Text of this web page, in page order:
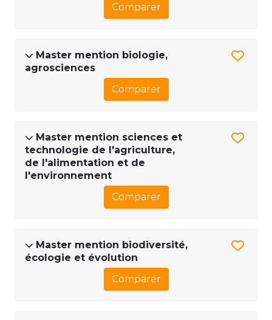
Comparer
Master mention biologie,
agrosciences
Comparer
Master mention sciences et
technologie de l'agriculture,
de l'alimentation et de
l'environnement
Comparer
Master mention biodiversité,
écologie et évolution
Comparer